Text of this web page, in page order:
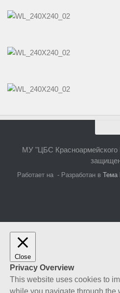
МУ "ЦБС
Работает на - Разработан в Тема
Close
Privacy Overview
This website uses cookies to
while you navigate through the